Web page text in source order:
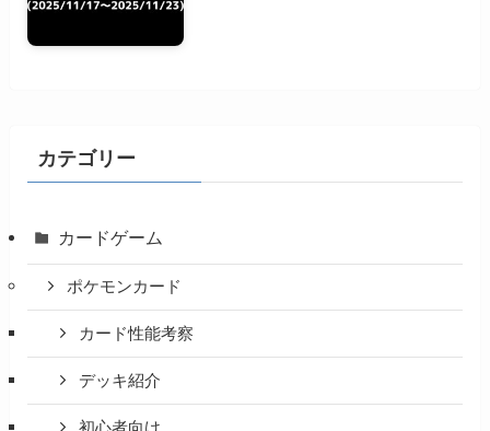
カテゴリー
カードゲーム
ポケモンカード
カード性能考察
デッキ紹介
初心者向け